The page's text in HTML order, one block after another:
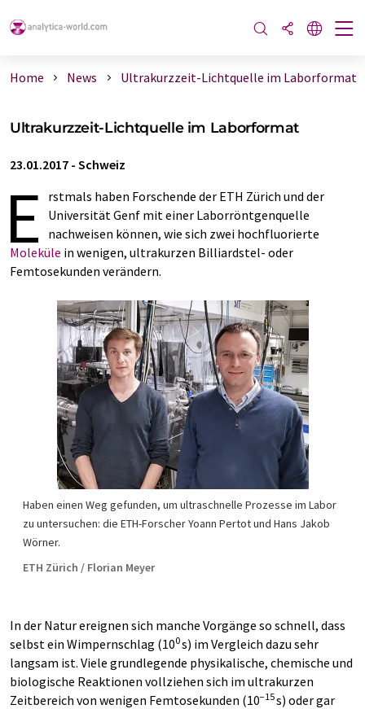
Home News Ultrakurzzeit-Lichtquelle im Laborformat
Ultrakurzzeit-Lichtquelle im Laborformat
23.01.2017 - Schweiz
E
rstmals haben Forschende der ETH Zürich und der
Universität Genf mit einer Laborröntgenquelle
nachweisen können, wie sich zwei hochfluorierte
Moleküle in wenigen, ultrakurzen Billiardstel- oder
Femtosekunden verändern.
Haben einen Weg gefunden, um ultraschnelle Prozesse im Labor
zu untersuchen: die ETH-Forscher Yoann Pertot und Hans Jakob
Wörner.
ETH Zürich / Florian Meyer
In der Natur ereignen sich manche Vorgänge so schnell, dass
selbst ein Wimpernschlag (100s) im Vergleich dazu sehr
langsam ist. Viele grundlegende physikalische, chemische und
biologische Reaktionen vollziehen sich im ultrakurzen
Zeitbereich von wenigen Femtosekunden (10−15s) oder gar